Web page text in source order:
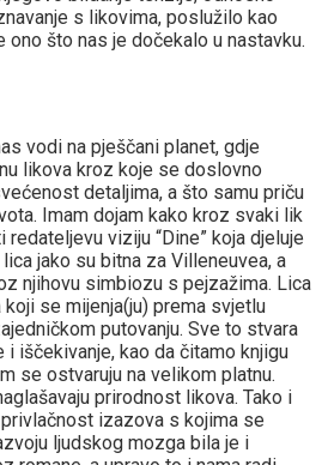
s likovima, poslužilo kao
ono što nas je dočekalo u nastavku.
vodi na pješčani planet, gdje
likova kroz koje se doslovno
detaljima, a što samu priču
Imam dojam kako kroz svaki lik
viziju “Dine” koja djeluje
jako su bitna za Villeneuvea, a
njihovu simbiozu s pejzažima. Lica
se mijenja(ju) prema svjetlu
putovanju. Sve to stvara
iščekivanje, kao da čitamo knjigu
se ostvaruju na velikom platnu.
prirodnost likova. Tako i
izazova s kojima se
ljudskog mozga bila je i